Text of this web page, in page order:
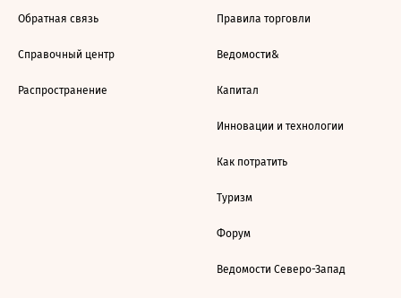
Обратная связь
Справочный центр
Распространение
Правила торговли
Ведомости&
Капитал
Инновации и технологии
Как потратить
Туризм
Форум
Ведомости Северо-Запад